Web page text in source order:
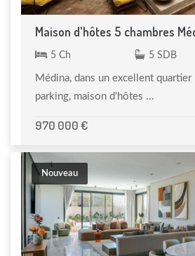
Maison d'hôtes 5 chambres
5 Ch 5 SDB
Médina, dans un excellent quartier
parking, maison d'hôtes ...
970 000 €
Nouveau